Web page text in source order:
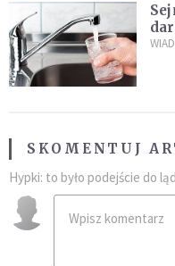
SKOMENTUJ
Hypki: to było podejście do